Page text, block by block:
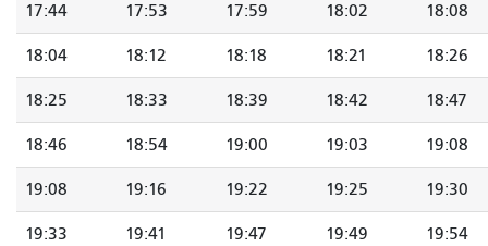
17:44 17:53 17:59 18:02 18:08
18:04 18:12 18:18 18:21 18:26
18:25 18:33 18:39 18:42 18:47
18:46 18:54 19:00 19:03 19:08
19:08 19:16 19:22 19:25 19:30
19:33 19:41 19:47 19:49 19:54